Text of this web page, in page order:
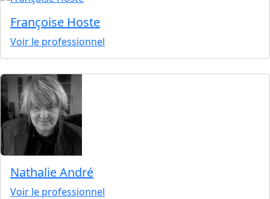
Françoise Hoste
Voir le professionnel
Nathalie André
Voir le professionnel